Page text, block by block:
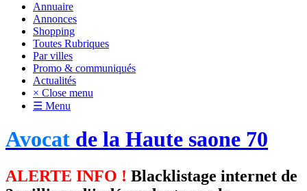
Annuaire
Annonces
Shopping
Toutes Rubriques
Par villes
Promo & communiqués
Actualités
× Close menu
☰ Menu
Avocat de la Haute saone 70
ALERTE INFO ! Blacklistage internet de